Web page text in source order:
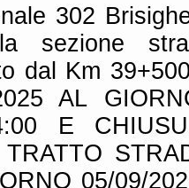
302
sezione
dal Km
AL
E
05/09/